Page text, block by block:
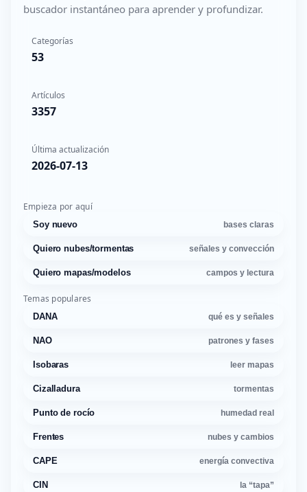
buscador instantáneo para aprender y profundizar.
Categorías
53
Artículos
3357
Última actualización
2026-07-13
Empieza por aquí
Soy nuevo bases claras
Quiero nubes/tormentas señales y convección
Quiero mapas/modelos campos y lectura
Temas populares
DANA qué es y señales
NAO patrones y fases
Isobaras leer mapas
Cizalladura tormentas
Punto de rocío humedad real
Frentes nubes y cambios
CAPE energía convectiva
CIN la “tapa”